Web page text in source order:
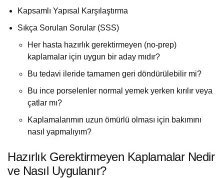
Kapsamlı Yapısal Karşılaştırma
Sıkça Sorulan Sorular (SSS)
Her hasta hazırlık gerektirmeyen (no-prep)
kaplamalar için uygun bir aday mıdır?
Bu tedavi ileride tamamen geri döndürülebilir mi?
Bu ince porselenler normal yemek yerken kırılır veya
çatlar mı?
Kaplamalarımın uzun ömürlü olması için bakımını
nasıl yapmalıyım?
Hazırlık Gerektirmeyen Kaplamalar Nedir
ve Nasıl Uygulanır?